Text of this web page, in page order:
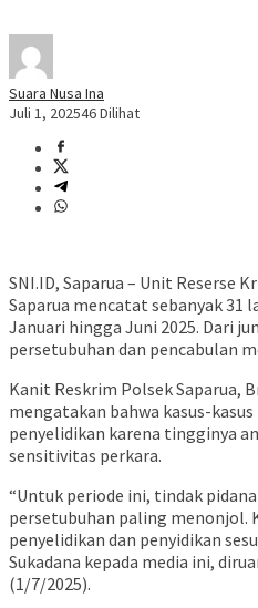
Suara Nusa Ina
Juli 1, 202546 Dilihat
SNI.ID, Saparua – Unit Reserse
Saparua mencatat sebanyak 31
Januari hingga Juni 2025. Dari
persetubuhan dan pencabulan
Kanit Reskrim Polsek Saparua,
mengatakan bahwa kasus-
penyelidikan karena tingginya
sensitivitas perkara.
“Untuk periode ini, tindak
persetubuhan paling menonjol.
penyelidikan dan penyidikan
Sukadana kepada media ini,
(1/7/2025).